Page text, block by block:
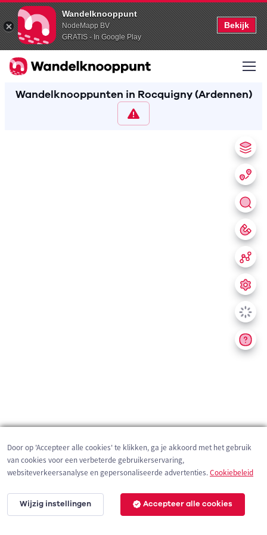
Wandelknooppunt
NodeMapp BV
GRATIS - In Google Play
Bekijk
Wandelknooppunten in Rocquigny (Ardennen)
200 m
Door op 'Accepteer alle cookies' te klikken, ga je akkoord met het gebruik
van cookies voor een verbeterde gebruikerservaring,
websiteverkeersanalyse en gepersonaliseerde advertenties.Cookiebeleid
Wijzig instellingen Accepteer alle cookies